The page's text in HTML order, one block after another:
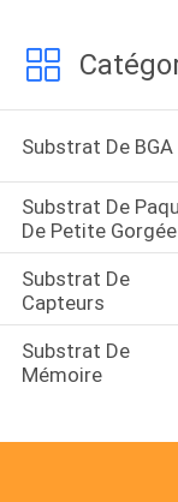
DE
QUALITÉ
NOUS
NOUVELLES
DEMANDEZ
Substrat De BGA
Substrat De
De Petite Gorgée
Substrat De
Capteurs
Substrat De
Mémoire